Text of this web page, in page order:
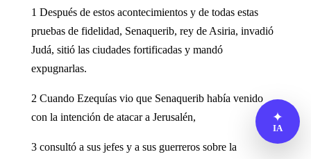
1 Después de estos acontecimientos y de todas estas
pruebas de fidelidad, Senaquerib, rey de Asiria, invadió
Judá, sitió las ciudades fortificadas y mandó
expugnarlas.
2 Cuando Ezequías vio que Senaquerib había venido
con la intención de atacar a Jerusalén,
3 consultó a sus jefes y a sus guerreros sobre la
✦
IA